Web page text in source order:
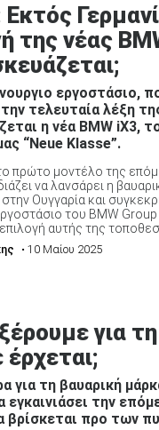
της νέας
εργοστάσιο,
τελευταία λέξη
η νέα BMW iX3,
“Neue Klasse”.
πρώτο μοντέλο της
να λανσάρει η
Ουγγαρία και
του BMW
αυτής της
• 10 Μαίου 2025
για
για τη βαυαρική
την
βρίσκεται προ των